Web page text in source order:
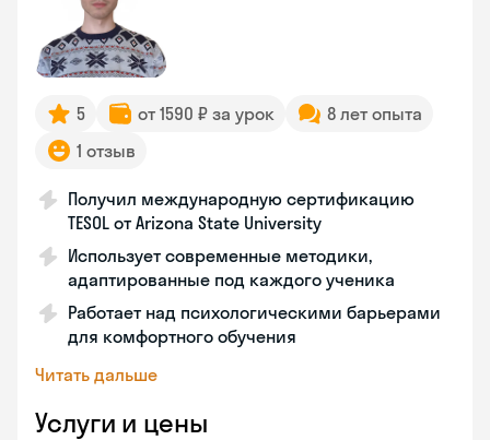
5 от 1590 ₽ за урок
8 лет опыта
1 отзыв
Получил международную сертификацию
TESOL от Arizona State University
Использует современные методики,
адаптированные под каждого ученика
Работает над психологическими барьерами
для комфортного обучения
Читать дальше
Услуги и цены